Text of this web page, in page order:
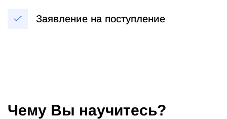
Заявление на поступление
Чему Вы научитесь?